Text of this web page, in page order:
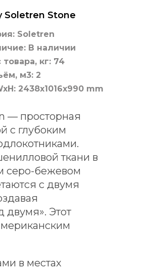
Soletren Stone
Soletren
В наличии
товара, кг: 74
м3: 2
2438x1016x990 mm
— просторная
с глубоким
ткани в
серо-бежевом
с двумя
двумя». Этот
в местах